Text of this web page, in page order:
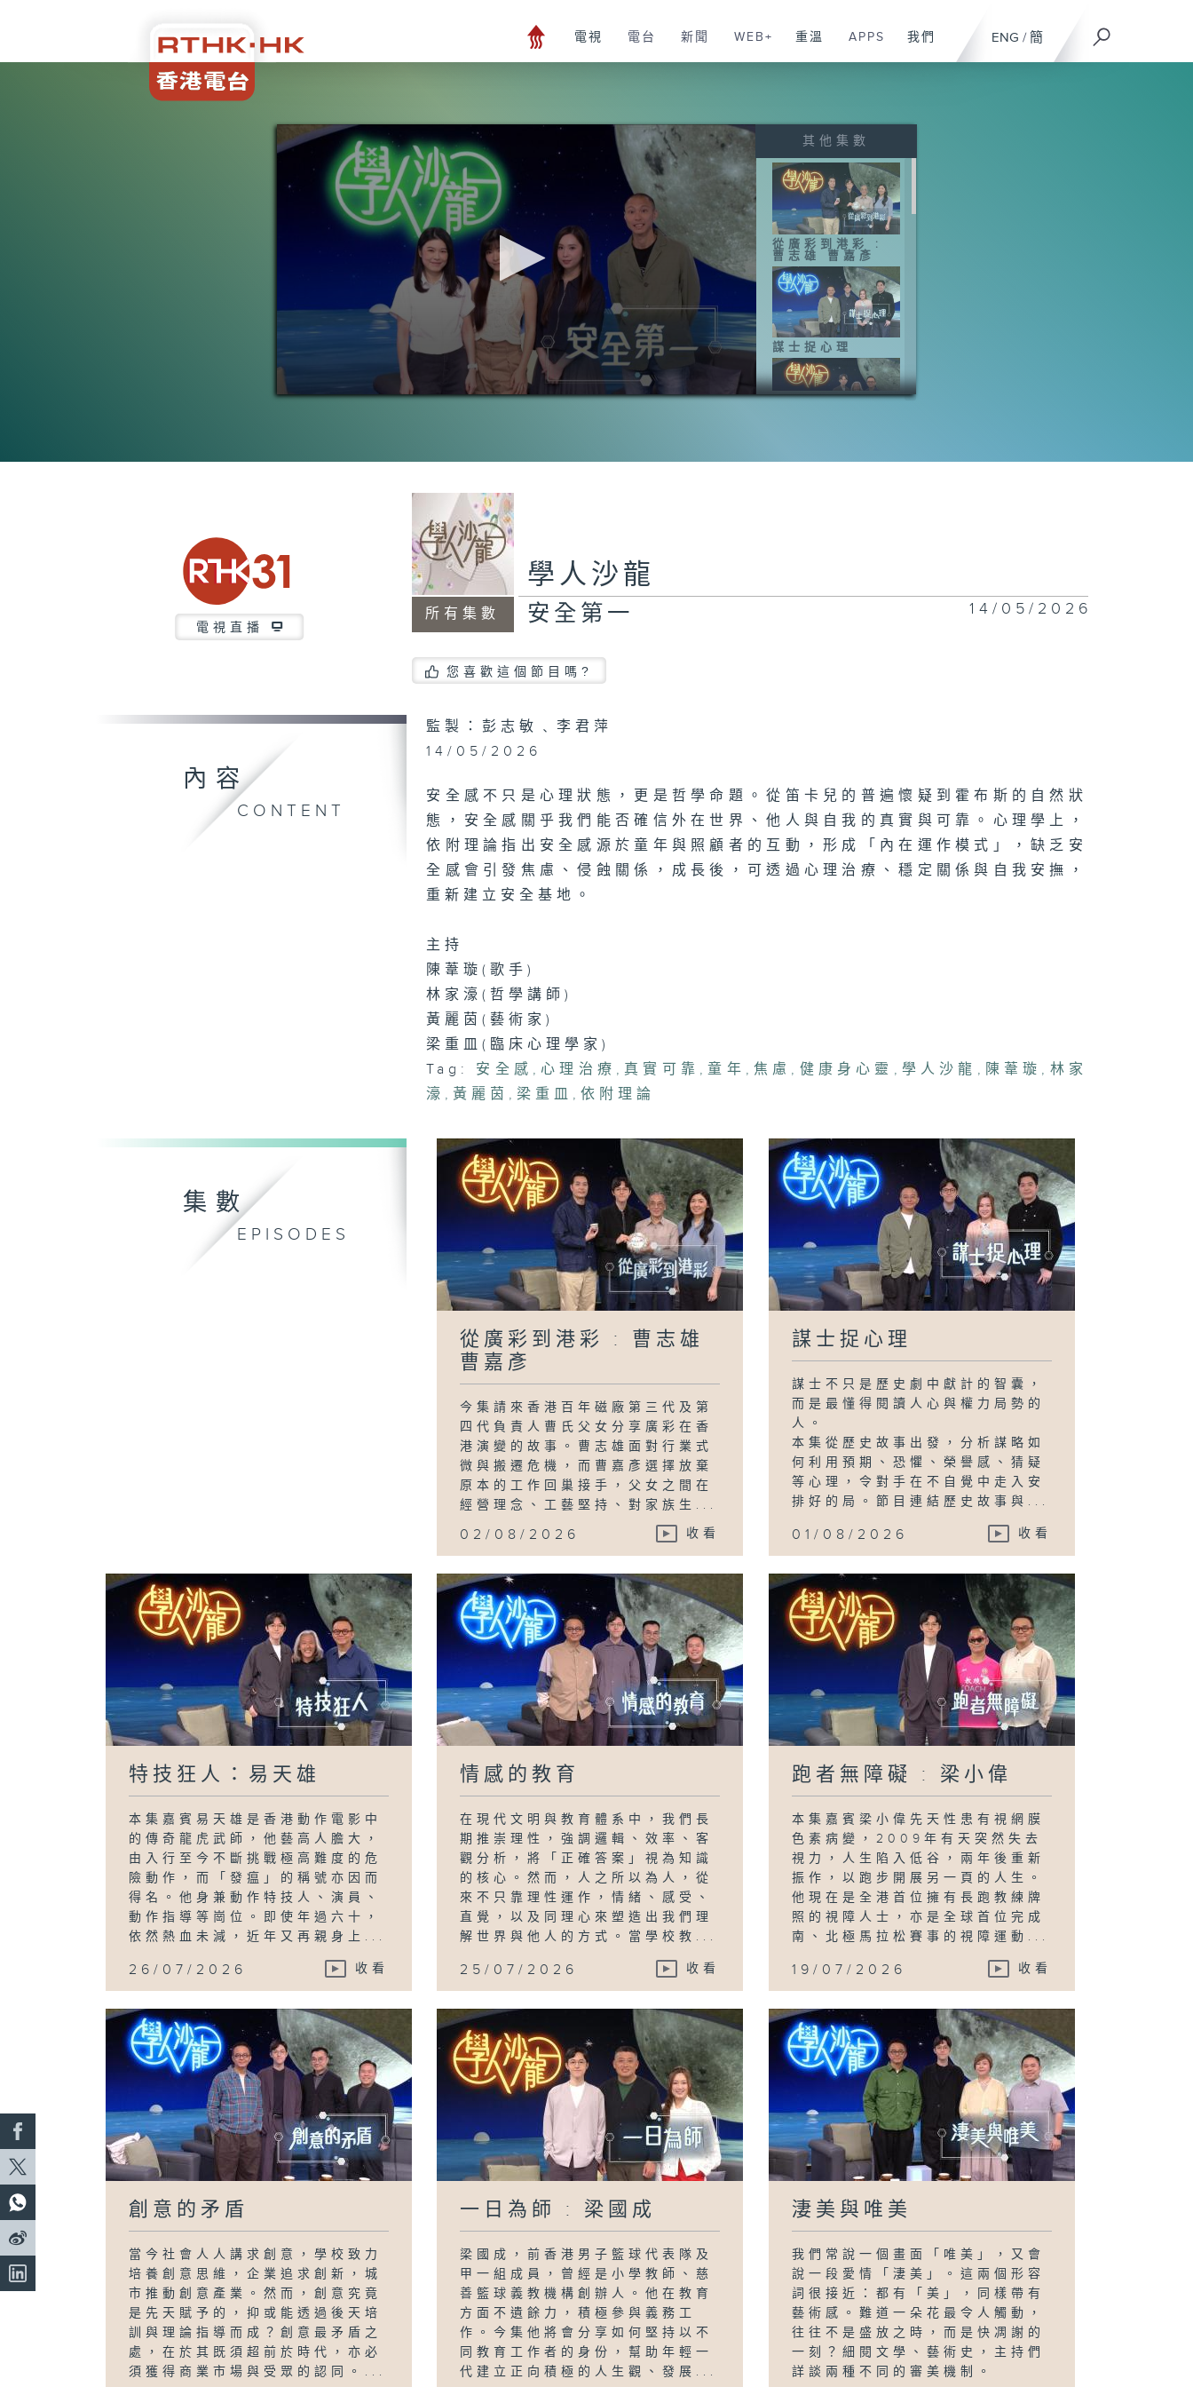
ENG / 簡
電視 電台 新聞 WEB+ 重溫 APPS 我們
0
其他集數
從廣彩到港彩 :
曹志雄 曹嘉彥
謀士捉心理
一日為師 : 梁國
成
電視直播
所有集數
學人沙龍
安全第一 14/05/2026
您喜歡這個節目嗎?
內容
CONTENT
監製：彭志敏﹑李君萍
14/05/2026
安全感不只是心理狀態，更是哲學命題。從笛卡兒的普遍懷疑到霍布斯的自然狀
態，安全感關乎我們能否確信外在世界、他人與自我的真實與可靠。心理學上，
依附理論指出安全感源於童年與照顧者的互動，形成「內在運作模式」，缺乏安
全感會引發焦慮、侵蝕關係，成長後，可透過心理治療、穩定關係與自我安撫，
重新建立安全基地。
主持
陳葦璇(歌手)
林家濠(哲學講師)
黃麗茵(藝術家)
梁重皿(臨床心理學家)
Tag:
安全感 , 心理治療 , 真實可靠 ,童年 , 焦慮 , 健康身心靈 , 學人沙龍 , 陳葦璇 , 林家
濠 , 黃麗茵 , 梁重皿 ,依附理論
集數
EPISODES
從廣彩到港彩 : 曹志雄
曹嘉彥
今集請來香港百年磁廠第三代及第
四代負責人曹氏父女分享廣彩在香
港演變的故事。曹志雄面對行業式
微與搬遷危機，而曹嘉彥選擇放棄
原本的工作回巢接手，父女之間在
經營理念、工藝堅持、對家族生...
02/08/2026 收看
謀士捉心理
謀士不只是歷史劇中獻計的智囊，
而是最懂得閱讀人心與權力局勢的
人。
本集從歷史故事出發，分析謀略如
何利用預期、恐懼、榮譽感、猜疑
等心理，令對手在不自覺中走入安
排好的局。節目連結歷史故事與...
01/08/2026 收看
特技狂人：易天雄
本集嘉賓易天雄是香港動作電影中
的傳奇龍虎武師，他藝高人膽大，
由入行至今不斷挑戰極高難度的危
險動作，而「發瘟」的稱號亦因而
得名。他身兼動作特技人、演員、
動作指導等崗位。即使年過六十，
依然熱血未減，近年又再親身上...
26/07/2026 收看
情感的教育
在現代文明與教育體系中，我們長
期推崇理性，強調邏輯、效率、客
觀分析，將「正確答案」視為知識
的核心。然而，人之所以為人，從
來不只靠理性運作，情緒、感受、
直覺，以及同理心來塑造出我們理
解世界與他人的方式。當學校教...
25/07/2026 收看
跑者無障礙 : 梁小偉
本集嘉賓梁小偉先天性患有視網膜
色素病變，2009年有天突然失去
視力，人生陷入低谷，兩年後重新
振作，以跑步開展另一頁的人生。
他現在是全港首位擁有長跑教練牌
照的視障人士，亦是全球首位完成
南、北極馬拉松賽事的視障運動...
19/07/2026 收看
創意的矛盾
當今社會人人講求創意，學校致力
培養創意思維，企業追求創新，城
市推動創意產業。然而，創意究竟
是先天賦予的，抑或能透過後天培
訓與理論指導而成？創意最矛盾之
處，在於其既須超前於時代，亦必
須獲得商業市場與受眾的認同。...
一日為師 : 梁國成
梁國成，前香港男子籃球代表隊及
甲一組成員，曾經是小學教師、慈
善籃球義教機構創辦人。他在教育
方面不遺餘力，積極參與義務工
作。今集他將會分享如何堅持以不
同教育工作者的身份，幫助年輕一
代建立正向積極的人生觀、發展...
淒美與唯美
我們常說一個畫面「唯美」，又會
說一段愛情「淒美」。這兩個形容
詞很接近：都有「美」，同樣帶有
藝術感。難道一朵花最令人觸動，
往往不是盛放之時，而是快凋謝的
一刻？細閱文學、藝術史，主持們
詳談兩種不同的審美機制。